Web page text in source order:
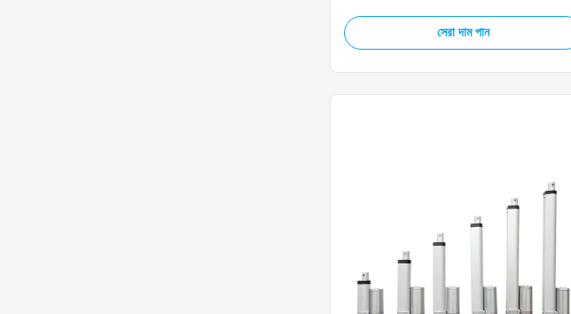
balanced load capacity and motion
accuracy to enhance system
সেরা দাম পান